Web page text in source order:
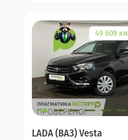
49 609 км
LADA (ВАЗ) Vesta